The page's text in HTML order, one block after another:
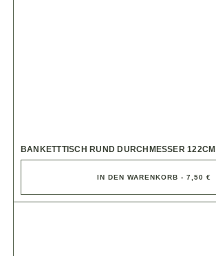
BANKETTTISCH RUND DURCHMESSER 122CM
IN DEN WARENKORB - 7,50 €